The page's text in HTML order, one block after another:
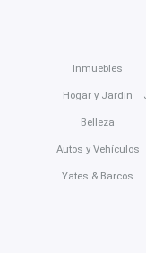
Inmuebles
Hogar y Jardín
Belleza
Autos y Vehículos
Yates & Barcos